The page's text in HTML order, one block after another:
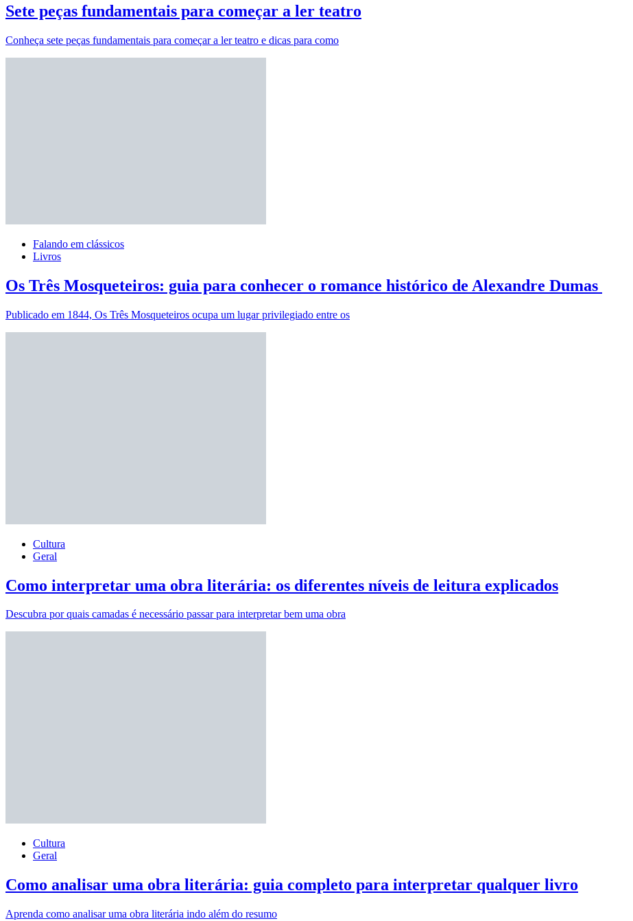
Sete peças fundamentais para começar a ler teatro
Conheça sete peças fundamentais para começar a ler teatro e dicas para como
Falando em clássicos
Livros
Os Três Mosqueteiros: guia para conhecer o romance histórico de Alexandre Dumas
Publicado em 1844, Os Três Mosqueteiros ocupa um lugar privilegiado entre os
Cultura
Geral
Como interpretar uma obra literária: os diferentes níveis de leitura explicados
Descubra por quais camadas é necessário passar para interpretar bem uma obra
Cultura
Geral
Como analisar uma obra literária: guia completo para interpretar qualquer livro
Aprenda como analisar uma obra literária indo além do resumo